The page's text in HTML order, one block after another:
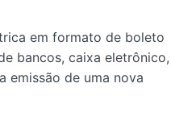
em formato de boleto
bancos, caixa eletrônico,
emissão de uma nova